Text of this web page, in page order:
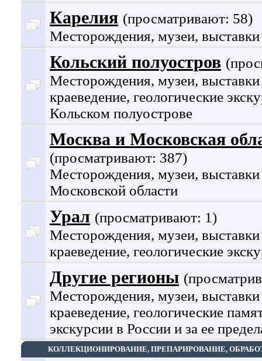
Карелия (просматривают: 58)
Месторождения, музеи,
Кольский полуостров
Месторождения, музеи,
краеведение, геологические
Кольском полуострове
Москва и Московская
(просматривают: 387)
Месторождения, музеи,
Московской области
Урал (просматривают: 1)
Месторождения, музеи,
краеведение, геологические
Другие регионы
Месторождения, музеи,
краеведение, геологические
экскурсии в России и за ее
КОЛЛЕКЦИОНИРОВАНИЕ, ПРЕПАРИРОВАНИЕ,